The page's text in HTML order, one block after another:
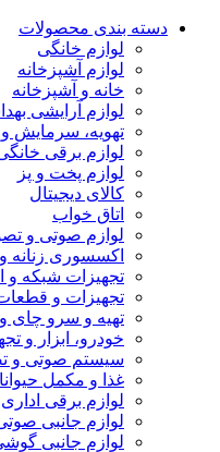
دسته بندی محصولات
لوازم خانگی
لوازم آشپزخانه
خانه و آشپزخانه
لوازم آرایشی
تهویه، سرمایش
لوازم برقی
لوازم پخت و پز
کالای دیجیتال
اتاق خواب
لوازم صوتی و
اکسسوری زنانه
تجهیزات شبکه و
تجهیزات و
تهیه و سرو چای
خودرو، ابزار و
سیستم صوتی و
غذا و مکمل
لوازم برقی اداری
لوازم جانبی
لوازم جانبی